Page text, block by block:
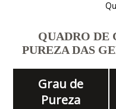
QUADRO DE
PUREZA DAS
Grau de
Pureza